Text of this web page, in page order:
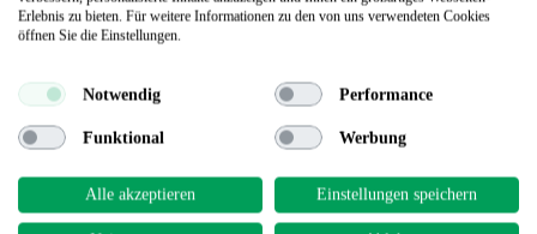
Terrassendielen
Erlebnis zu bieten. Für weitere Informationen zu den von uns verwendeten Cookies
öffnen Sie die Einstellungen.
Notwendig Performance
Funktional Werbung
Alle akzeptieren Einstellungen speichern